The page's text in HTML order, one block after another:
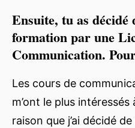
Ensuite, tu as décidé
formation par une
Communication.
Les cours de
m’ont le plus intéressés
raison que j’ai décidé